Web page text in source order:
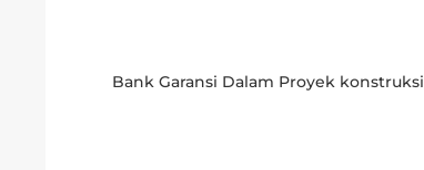
Bank Garansi Dalam Proyek konstruksi